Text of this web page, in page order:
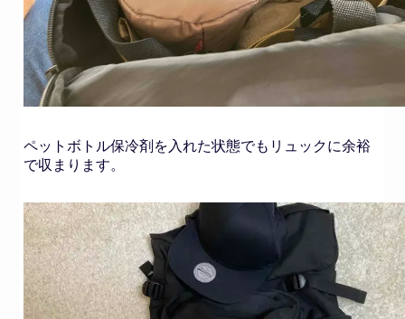
ペットボトル保冷剤を入れた状態でもリュックに余裕
で収まります。